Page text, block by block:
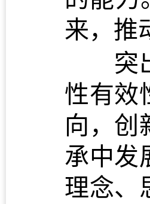
来，推
突出
性有效
向，创
承中发
理念、